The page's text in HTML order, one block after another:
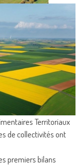
Territoriaux
de collectivités ont
premiers bilans